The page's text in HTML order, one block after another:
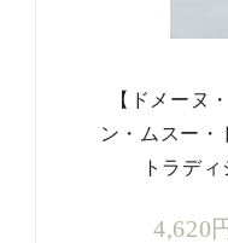
【ドメーヌ
ン・ムスー
トラデ
4,620